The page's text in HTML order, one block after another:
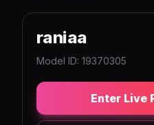
raniaa
Model ID: 19370305
Enter Live